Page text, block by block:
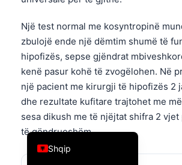
Një test normal me kosyntropinë
zbulojë ende një dëmtim shumë të
hipofizës, sepse gjëndrat
kenë pasur kohë të zvogëlohen. Në
një pacient me kirurgji të hipofizës 2
dhe rezultate kufitare trajtohet me
sesa dikush me të njëjtat shifra 2 vjet
të qëndrueshëm.
Shqip
English
Deutsch
العربية
Français
Italiano